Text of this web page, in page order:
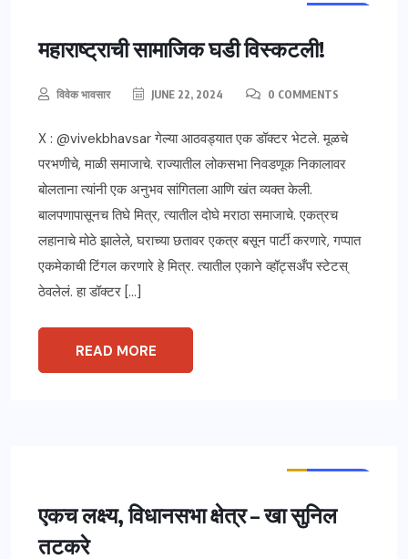
महाराष्ट्राची सामाजिक घडी विस्कटली!
विवेक भावसार JUNE 22, 2024 0 COMMENTS
X : @vivekbhavsar गेल्या आठवड्यात एक डॉक्टर भेटले. मूळचे
परभणीचे, माळी समाजाचे. राज्यातील लोकसभा निवडणूक निकालावर
बोलताना त्यांनी एक अनुभव सांगितला आणि खंत व्यक्त केली.
बालपणापासूनच तिघे मित्र, त्यातील दोघे मराठा समाजाचे. एकत्रच
लहानाचे मोठे झालेले, घराच्या छतावर एकत्र बसून पार्टी करणारे, गप्पात
एकमेकाची टिंगल करणारे हे मित्र. त्यातील एकाने व्हॉट्सअँप स्टेटस्
ठेवलेलं. हा डॉक्टर […]
READ MORE
एकच लक्ष्य, विधानसभा क्षेत्र – खा सुनिल
तटकरे